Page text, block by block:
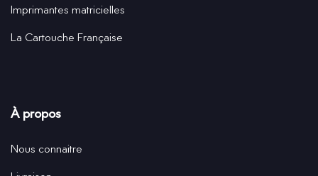
Imprimantes matricielles
La Cartouche Française
À propos
Nous connaitre